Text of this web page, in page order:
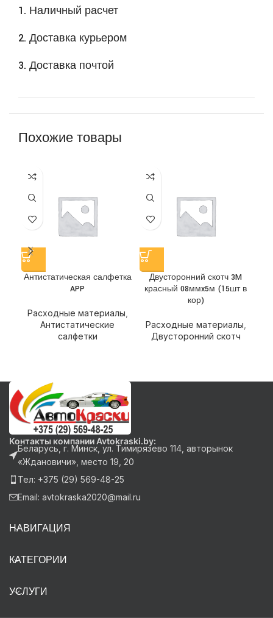
1. Наличный расчет
2. Доставка курьером
3. Доставка почтой
Похожие товары
Антистатическая салфетка
APP
Расходные материалы
Антистатические
салфетки
Двусторонний скотч 3M
красный 08ммx5м (15шт в
кор)
Расходные материалы
Двусторонний скотч
Контакты компании Avtokraski.by:
Беларусь, г. Минск, ул. Тимирязево 114, авторынок
«Ждановичи», место 19, 20
Тел: +375 (29) 569-48-25
Email: avtokraska2020@mail.ru
НАВИГАЦИЯ
КАТЕГОРИИ
УСЛУГИ